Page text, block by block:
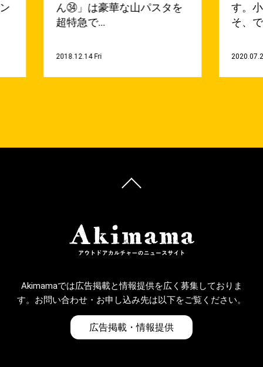
ん㉞」は豪華な山パスタを
超特急で…
2018.12.14 Fri
す。
そ、
Akimamaでは広告掲載と情報提供を広く募集しておりま
す。お問い合わせ・お申し込み先は以下をご覧ください。
広告掲載・情報提供